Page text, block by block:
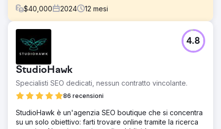
$40,000 2024 12 mesi
Il cliente, un fornitore di patio fai da te, ha lottato con una
piattaforma di eCommerce obsoleta, visivamente poco
attraente e priva di funzionalità essenziali come la
personalizzazione del prodotto, l'integrazione di sistema
fluida e un'interfaccia intuitiva. Ciò ha portato alla
frustrazione dei clienti, all'abbandono dei carrelli e alla
perdita di fatturato. Inoltre, una SEO scadente ha reso
difficile per loro attrarre nuovi clienti e distinguersi in un
mercato altamente competitivo.
StudioHawk
Specialisti SEO dedicati, nessun contratto vincolante.
86 recensioni
4.8
StudioHawk è un'agenzia SEO boutique che si concentra
su un solo obiettivo: farti trovare online tramite la ricerca